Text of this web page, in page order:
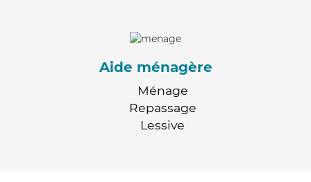
Aide ménagère
Ménage
Repassage
Lessive